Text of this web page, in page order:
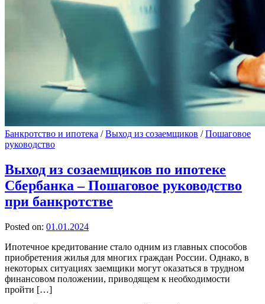
Банкротство и ипотека /Выход из созаемщиков /Пошаговое
руководство
Выход из созаемщиков по ипотеке
Сбербанка – Пошаговое руководство
при банкротстве
Posted on: 01.01.2024
Ипотечное кредитование стало одним из главных способов
приобретения жилья для многих граждан России. Однако, в
некоторых ситуациях заемщики могут оказаться в трудном
финансовом положении, приводящем к необходимости
пройти […]